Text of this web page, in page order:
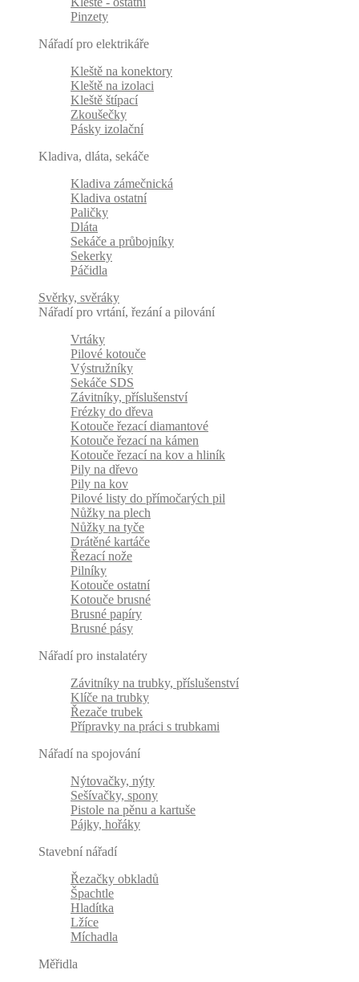
Pinzety
Nářadí pro elektrikáře
Kleště na konektory
Kleště na izolaci
Kleště štípací
Zkoušečky
Pásky izolační
Kladiva, dláta, sekáče
Kladiva zámečnická
Kladiva ostatní
Paličky
Dláta
Sekáče a průbojníky
Sekerky
Páčidla
Svěrky, svěráky
Nářadí pro vrtání, řezání a pilování
Vrtáky
Pilové kotouče
Výstružníky
Sekáče SDS
Závitníky, příslušenství
Frézky do dřeva
Kotouče řezací diamantové
Kotouče řezací na kámen
Kotouče řezací na kov a hliník
Pily na dřevo
Pily na kov
Pilové listy do přímočarých pil
Nůžky na plech
Nůžky na tyče
Drátěné kartáče
Řezací nože
Pilníky
Kotouče ostatní
Kotouče brusné
Brusné papíry
Brusné pásy
Nářadí pro instalatéry
Závitníky na trubky, příslušenství
Klíče na trubky
Řezače trubek
Přípravky na práci s trubkami
Nářadí na spojování
Nýtovačky, nýty
Sešívačky, spony
Pistole na pěnu a kartuše
Pájky, hořáky
Stavební nářadí
Řezačky obkladů
Špachtle
Hladítka
Lžíce
Míchadla
Měřidla